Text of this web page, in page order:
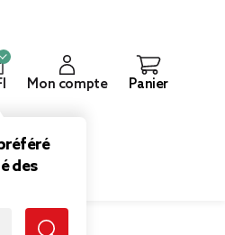
des
Mon compte Panier